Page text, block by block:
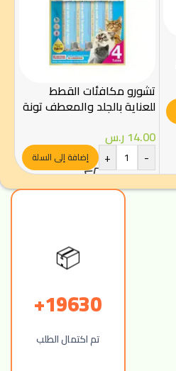
تشورو مكافئات القطط
للعناية بالجلد والمعطف تونة
14.00 ر.س
-
+ إضافة إلى السلة
📦
19630+
تم اكتمال الطلب